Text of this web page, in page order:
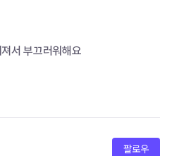
서 부끄러워해요
팔로우